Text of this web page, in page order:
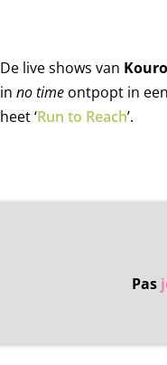
De live shows van
in no time ontpopt in
heet ‘Run to Reach’.
Pas